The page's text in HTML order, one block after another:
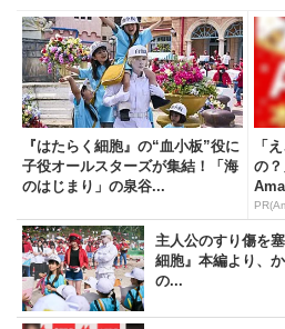
『はたらく細胞』の“血小板”役に
子役オールスターズが集結！「海
のはじまり」の泉谷...
「
の？
主人公のすり傷を
細胞』本編より、
の...